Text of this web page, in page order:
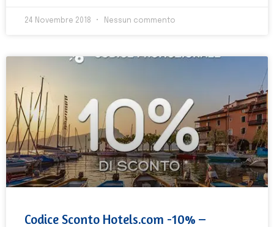
24 Novembre 2018 Nessun commento
Codice Sconto Hotels.com -10% –